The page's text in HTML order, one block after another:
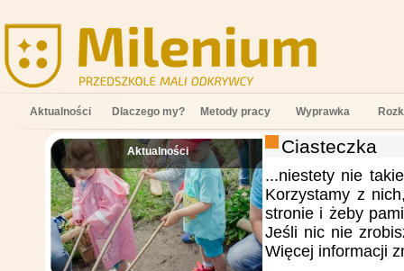
Aktualności Dlaczego my? Metody pracy Wyprawka
Aktualności
Ciasteczka
...niestety nie
Korzystamy z
stronie i żeby
Jeśli nic nie
Więcej informacji